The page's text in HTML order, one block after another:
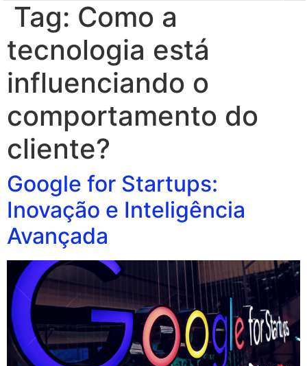
Tag: Como a
tecnologia está
influenciando o
comportamento do
cliente?
Google for Startups:
Inovação e Inteligência
Avançada